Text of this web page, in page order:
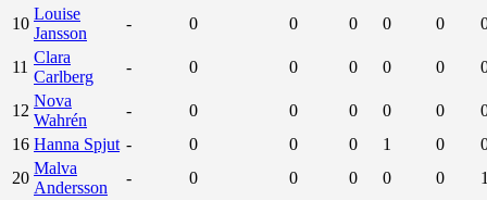
10
Louise
Jansson
- 0 0 0 0 0
11
Clara
Carlberg
- 0 0 0 0 0
12
Nova
Wahrén
- 0 0 0 0 0
16 Hanna Spjut - 0 0 0 1 0
20
Malva
Andersson
- 0 0 0 0 0